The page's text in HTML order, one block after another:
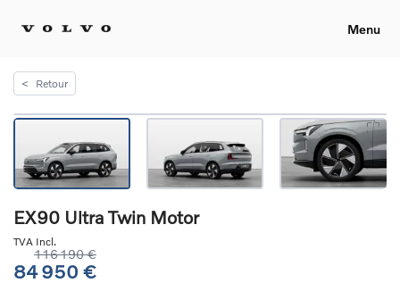
Menu
< Retour
EX90 Ultra Twin Motor
TVA Incl.
116 190 €
84 950 €